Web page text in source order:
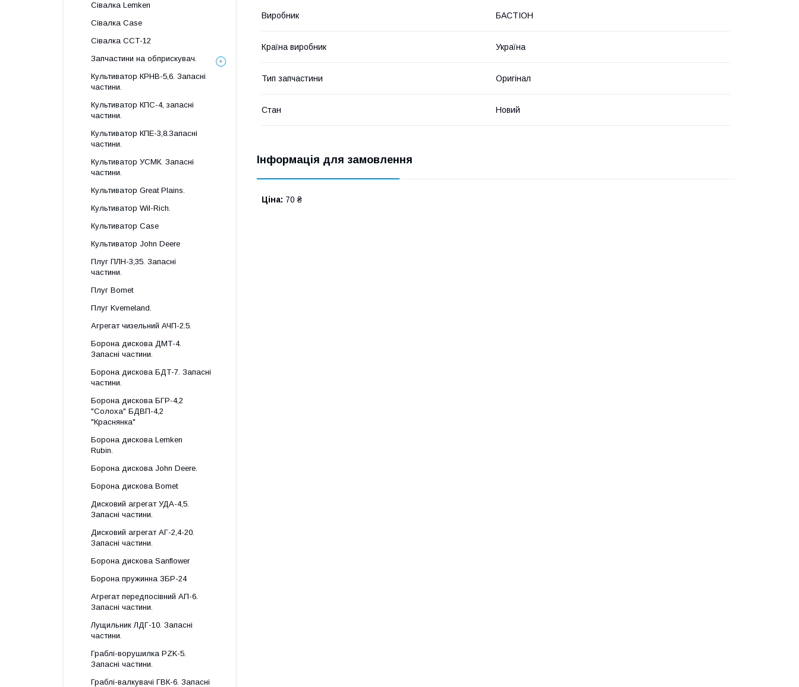
Виробник БАСТІОН
Країна виробник Україна
Тип запчастини Оригінал
Стан Новий
Інформація для замовлення
Ціна: 70 ₴
Сівалка Lemken
Сівалка Case
Сівалка ССТ-12
Запчастини на обприскувач.
Культиватор КРНВ-5,6. Запасні
частини.
Культиватор КПС-4, запасні
частини.
Культиватор КПЕ-3,8.Запасні
частини.
Культиватор УСМК. Запасні
частини.
Культиватор Great Plains.
Культиватор Wil-Rich.
Культиватор Case
Культиватор John Deere
Плуг ПЛН-3,35. Запасні
частини.
Плуг Bomet
Плуг Kverneland.
Агрегат чизельний АЧП-2.5.
Борона дискова ДМТ-4.
Запасні частини.
Борона дискова БДТ-7. Запасні
частини.
Борона дискова БГР-4,2
"Солоха" БДВП-4,2
"Краснянка"
Борона дискова Lemken
Rubin.
Борона дискова John Deere.
Борона дискова Bomet
Дисковий агрегат УДА-4,5.
Запасні частини.
Дисковий агрегат АГ-2,4-20.
Запасні частини.
Борона дискова Sanflower
Борона пружинна ЗБР-24
Агрегат передпосівний АП-6.
Запасні частини.
Лущильник ЛДГ-10. Запасні
частини.
Граблі-ворушилка PZK-5.
Запасні частини.
Граблі-валкувачі ГВК-6. Запасні